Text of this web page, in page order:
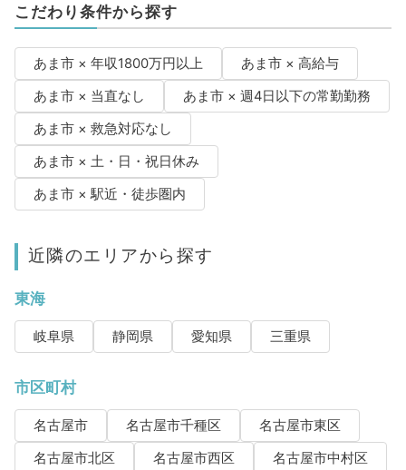
こだわり条件から探す
あま市 × 年収1800万円以上
あま市 × 高給与
あま市 × 当直なし
あま市 × 週4日以下の常勤勤務
あま市 × 救急対応なし
あま市 × 土・日・祝日休み
あま市 × 駅近・徒歩圏内
近隣のエリアから探す
東海
岐阜県 静岡県 愛知県 三重県
市区町村
名古屋市 名古屋市千種区
名古屋市東区
名古屋市北区
名古屋市西区
名古屋市中村区